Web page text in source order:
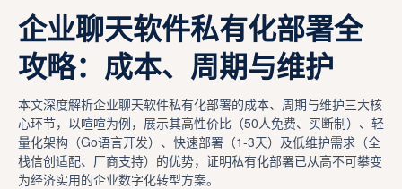
企业聊天软件私有化部署全
攻略：成本、周期与维护
本文深度解析企业聊天软件私有化部署的成本、周期与维护三大核
心环节，以喧喧为例，展示其高性价比（50人免费、买断制）、轻
量化架构（Go语言开发）、快速部署（1-3天）及低维护需求（全
栈信创适配、厂商支持）的优势，证明私有化部署已从高不可攀变
为经济实用的企业数字化转型方案。